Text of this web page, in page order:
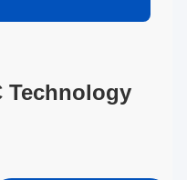
Technology